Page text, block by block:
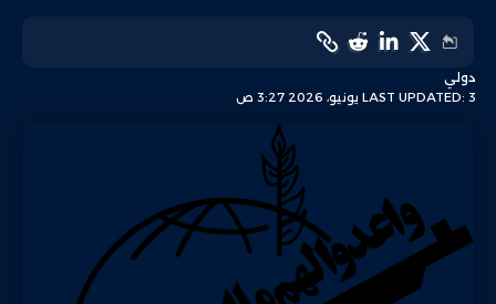
LAST UPDATED: 3 يونيو، 2026 3:27 ص
دولي